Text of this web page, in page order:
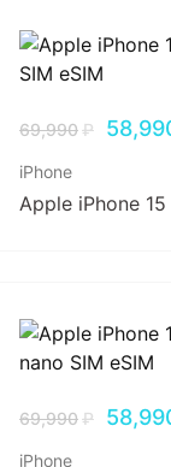
69,990₽
iPhone
Apple iPhone
69,990₽
iPhone